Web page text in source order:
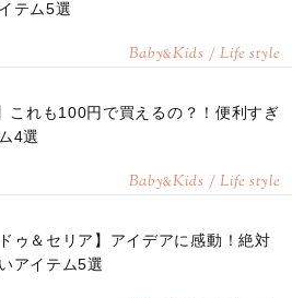
テム5選
Baby&Kids / Life style
これも100円で買えるの？！便利すぎ
4選
Baby&Kids / Life style
ドゥ＆セリア】アイデアに感動！絶対
アイテム5選